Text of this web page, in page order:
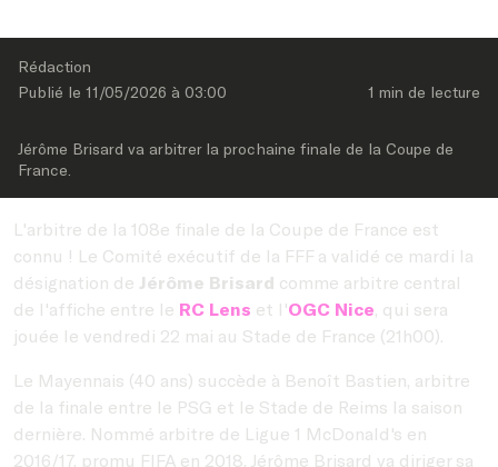
Rédaction
Publié le 11/05/2026 à 03:00 1 min de lecture
Jérôme Brisard va arbitrer la prochaine finale de la Coupe de
France.
L'arbitre de la 108e finale de la Coupe de France est
connu ! Le Comité exécutif de la FFF a validé ce mardi la
désignation de Jérôme Brisard comme arbitre central
de l'affiche entre le RC Lens et l'OGC Nice, qui sera
jouée le vendredi 22 mai au Stade de France (21h00).
Le Mayennais (40 ans) succède à Benoît Bastien, arbitre
de la finale entre le PSG et le Stade de Reims la saison
dernière. Nommé arbitre de Ligue 1 McDonald's en
2016/17, promu FIFA en 2018, Jérôme Brisard va diriger sa